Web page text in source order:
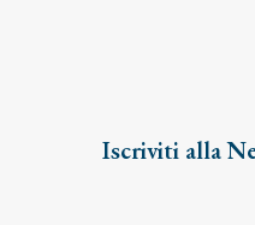
Iscriviti alla